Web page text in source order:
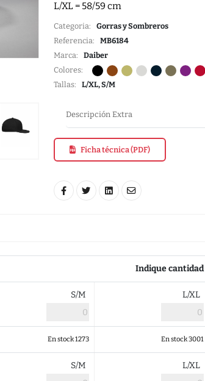
L/XL = 58/59 cm
Categoria: Gorras y Sombreros
Referencia: MB6184
Marca: Daiber
Colores:
Tallas: L/XL, S/M
Descripción Extra
Ficha técnica (PDF)
Indique cantidad
S/M L/XL
En stock 1273 En stock 3001
S/M L/XL